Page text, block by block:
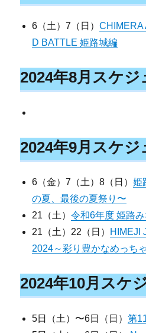
6（土）7（日）CHIMERA
D BATTLE 姫路城編
2024年8月スケジ
2024年9月スケジ
6（金）7（土）8（日）姫
の夏、最後の夏祭り〜
21（土）令和6年度 姫路
21（土）22（日） HIMEJI
2024～彩り豊かなめっち
2024年10月スケ
5日（土）〜6日（日）第